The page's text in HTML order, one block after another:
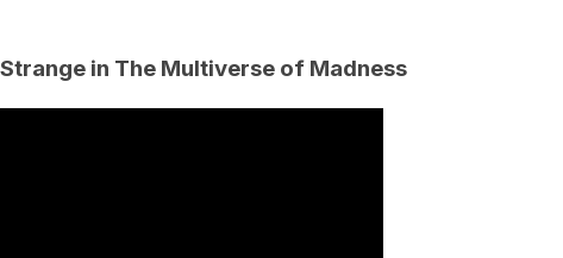
in The Multiverse of Madness